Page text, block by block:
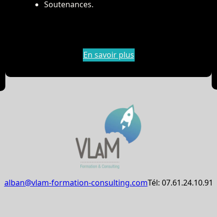
Soutenances.
En savoir plus
alban@vlam-formation-consulting.comTél: 07.61.24.10.91